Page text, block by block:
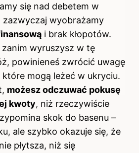
się nad debetem w
zazwyczaj wyobrażamy
i brak kłopotów.
zanim wyruszysz w tę
powinieneś zwrócić uwagę
które mogą leżeć w ukryciu.
możesz odczuwać pokusę
kwoty, niż rzeczywiście
skok do basenu –
ale szybko okazuje się, że
płytsza, niż się